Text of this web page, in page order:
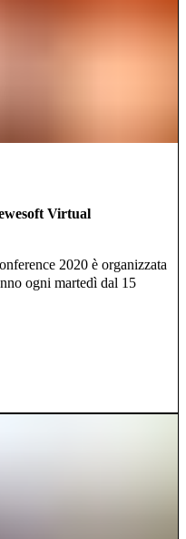
Virtual
2020 è organizzata
ogni martedì dal 15